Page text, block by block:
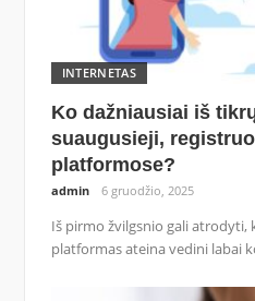
INTERNETAS
Ko dažniausiai iš
suaugusieji,
platformose?
admin 6 gruodžio, 2025
Iš pirmo žvilgsnio gali atrodyti,
platformas ateina vedini labai